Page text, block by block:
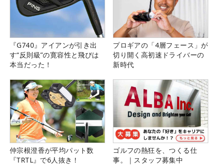
『G740』アイアンが引き出
す“反則級”の寛容性と飛びは
本当だった！
プロギアの「4層フェース」が
切り開く高初速ドライバーの
新時代
仲宗根澄香が平均パット数
『TRTL』で6人抜き！
ゴルフの熱狂を、つくる仕
事。｜スタッフ募集中